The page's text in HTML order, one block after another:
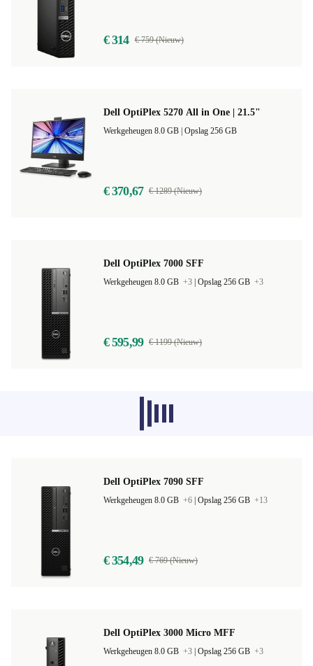
€ 314 € 759 (Nieuw)
Dell OptiPlex 5270 All in One | 21.5"
Opslag 256 GB
€ 370,67 € 1289 (Nieuw)
Dell OptiPlex 7000 SFF
Werkgeheugen 8.0 GB +3 Opslag 256 GB +3
€ 595,99 € 1199 (Nieuw)
Aanbevolen producten uit andere
categorieën worden momenteel niet
Dell OptiPlex 7090 SFF
Dell OptiPlex 3000 Micro MFF